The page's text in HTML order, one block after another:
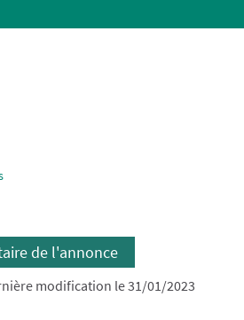
de l'annonce
modification le 31/01/2023